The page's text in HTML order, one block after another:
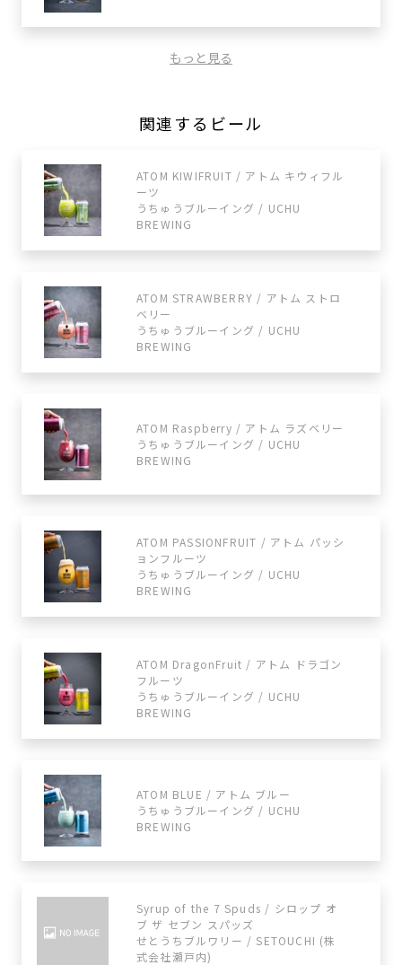
もっと見る
関連するビール
ATOM KIWIFRUIT / アトム キウィフル
ーツ
うちゅうブルーイング / UCHU
BREWING
ATOM STRAWBERRY / アトム ストロ
ベリー
うちゅうブルーイング / UCHU
BREWING
ATOM Raspberry / アトム ラズベリー
うちゅうブルーイング / UCHU
BREWING
ATOM PASSIONFRUIT / アトム パッシ
ョンフルーツ
うちゅうブルーイング / UCHU
BREWING
ATOM DragonFruit / アトム ドラゴン
フルーツ
うちゅうブルーイング / UCHU
BREWING
ATOM BLUE / アトム ブルー
うちゅうブルーイング / UCHU
BREWING
Syrup of the 7 Spuds / シロップ オ
ブ ザ セブン スパッズ
せとうちブルワリー / SETOUCHI (株
式会社瀬戸内)